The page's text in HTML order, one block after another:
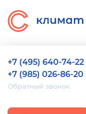
+7 (495) 640-74-22
+7 (985) 026-86-20
Обратный звонок